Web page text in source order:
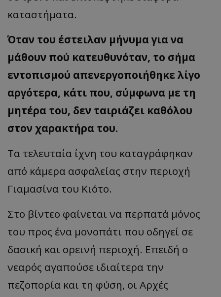
καταστήματα.
Όταν του έστειλαν μήνυμα για να
μάθουν πού κατευθυνόταν, το σήμα
εντοπισμού απενεργοποιήθηκε λίγο
αργότερα, κάτι που, σύμφωνα με τη
μητέρα του, δεν ταιριάζει καθόλου
στον χαρακτήρα του.
Τα τελευταία ίχνη του καταγράφηκαν
από κάμερα ασφαλείας στην περιοχή
Γιαμασίνα του Κιότο.
Στο βίντεο φαίνεται να περπατά μόνος
του προς ένα μονοπάτι που οδηγεί σε
δασική και ορεινή περιοχή. Επειδή ο
νεαρός αγαπούσε ιδιαίτερα την
πεζοπορία και τη φύση, οι Αρχές